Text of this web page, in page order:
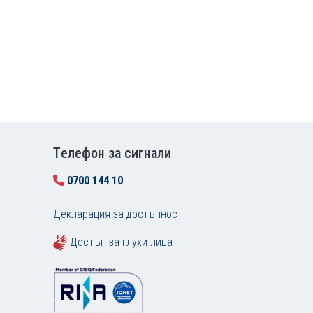
Tелефон за сигнали
0700 144 10
Декларация за достъпност
Достъп за глухи лица